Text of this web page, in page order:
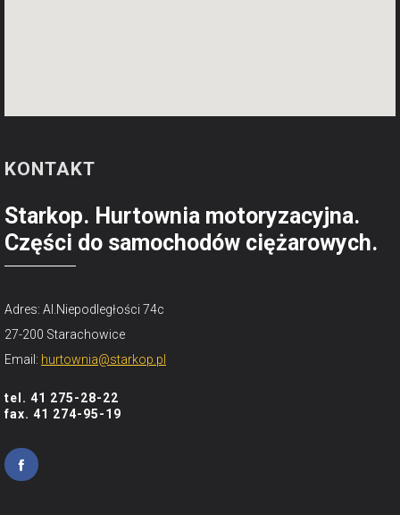
KONTAKT
Starkop. Hurtownia motoryzacyjna.
Części do samochodów ciężarowych.
Adres: Al.Niepodległości 74c
27-200 Starachowice
Email: hurtownia@starkop.pl
tel. 41 275-28-22
fax. 41 274-95-19